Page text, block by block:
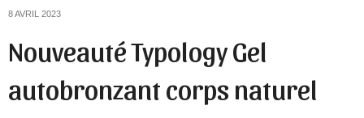
8 AVRIL 2023
Nouveauté Typology Gel
autobronzant corps naturel